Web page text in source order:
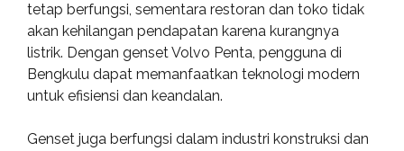
tetap berfungsi, sementara restoran dan toko tidak
akan kehilangan pendapatan karena kurangnya
listrik. Dengan genset Volvo Penta, pengguna di
Bengkulu dapat memanfaatkan teknologi modern
untuk efisiensi dan keandalan.
Genset juga berfungsi dalam industri konstruksi dan